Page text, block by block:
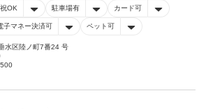
OK 駐車場有 カード可
子マネー決済可 ペット可
水区陸ノ町7番24 号